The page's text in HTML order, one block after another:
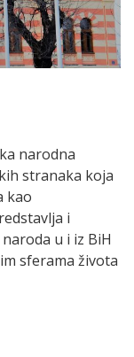
narodna
stranaka koja
kao
i
u i iz BiH
sferama života